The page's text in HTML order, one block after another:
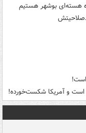
هسته‌ای بوشهر هستیم
است!
است و آمریکا شکست‌خورده!